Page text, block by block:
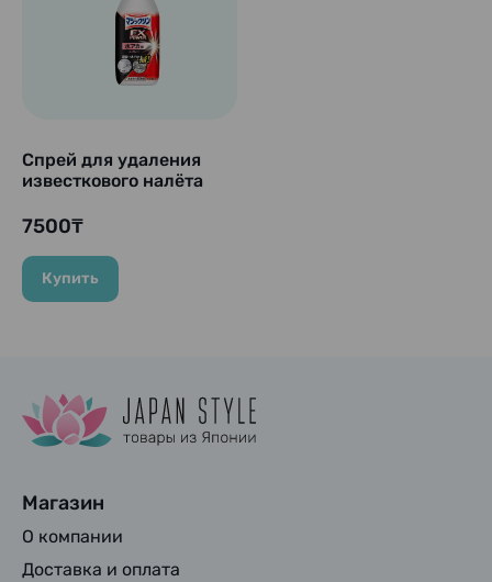
Спрей для удаления
известкового налёта
KAO, 400 мл
7500₸
Купить
Магазин
О компании
Доставка и оплата